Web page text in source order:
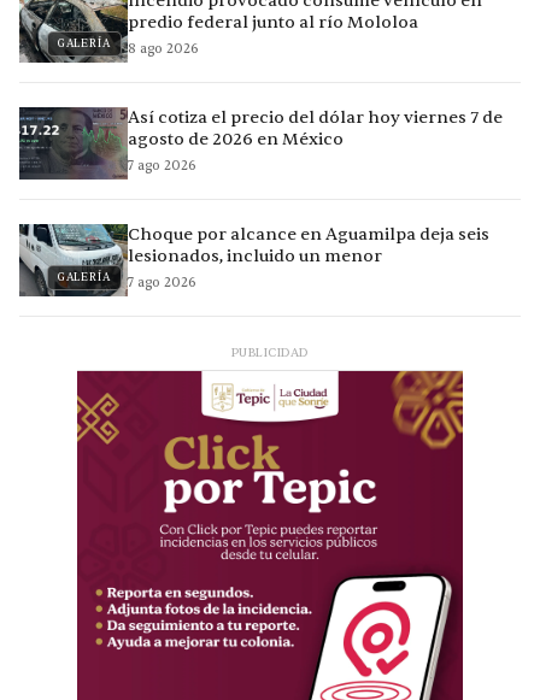
GALERÍA
predio federal junto al río Mololoa
8 ago 2026
Así cotiza el precio del dólar hoy viernes 7 de
agosto de 2026 en México
7 ago 2026
GALERÍA
Choque por alcance en Aguamilpa deja seis
lesionados, incluido un menor
7 ago 2026
PUBLICIDAD